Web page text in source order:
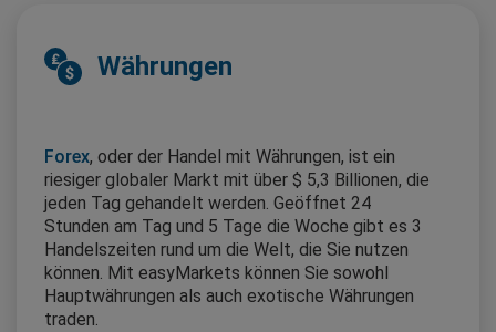
Währungen
Forex, oder der Handel mit Währungen, ist ein
riesiger globaler Markt mit über $ 5,3 Billionen, die
jeden Tag gehandelt werden. Geöffnet 24
Stunden am Tag und 5 Tage die Woche gibt es 3
Handelszeiten rund um die Welt, die Sie nutzen
können. Mit easyMarkets können Sie sowohl
Hauptwährungen als auch exotische Währungen
traden.